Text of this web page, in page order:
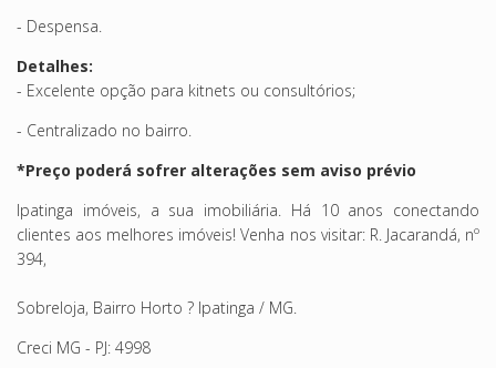
- Despensa.
Detalhes:
- Excelente opção para kitnets ou consultórios;
- Centralizado no bairro.
*Preço poderá sofrer alterações sem aviso prévio
Ipatinga imóveis, a sua imobiliária. Há 10 anos conectando
clientes aos melhores imóveis! Venha nos visitar: R. Jacarandá, nº
394,
Sobreloja, Bairro Horto ? Ipatinga / MG.
Creci MG - PJ: 4998